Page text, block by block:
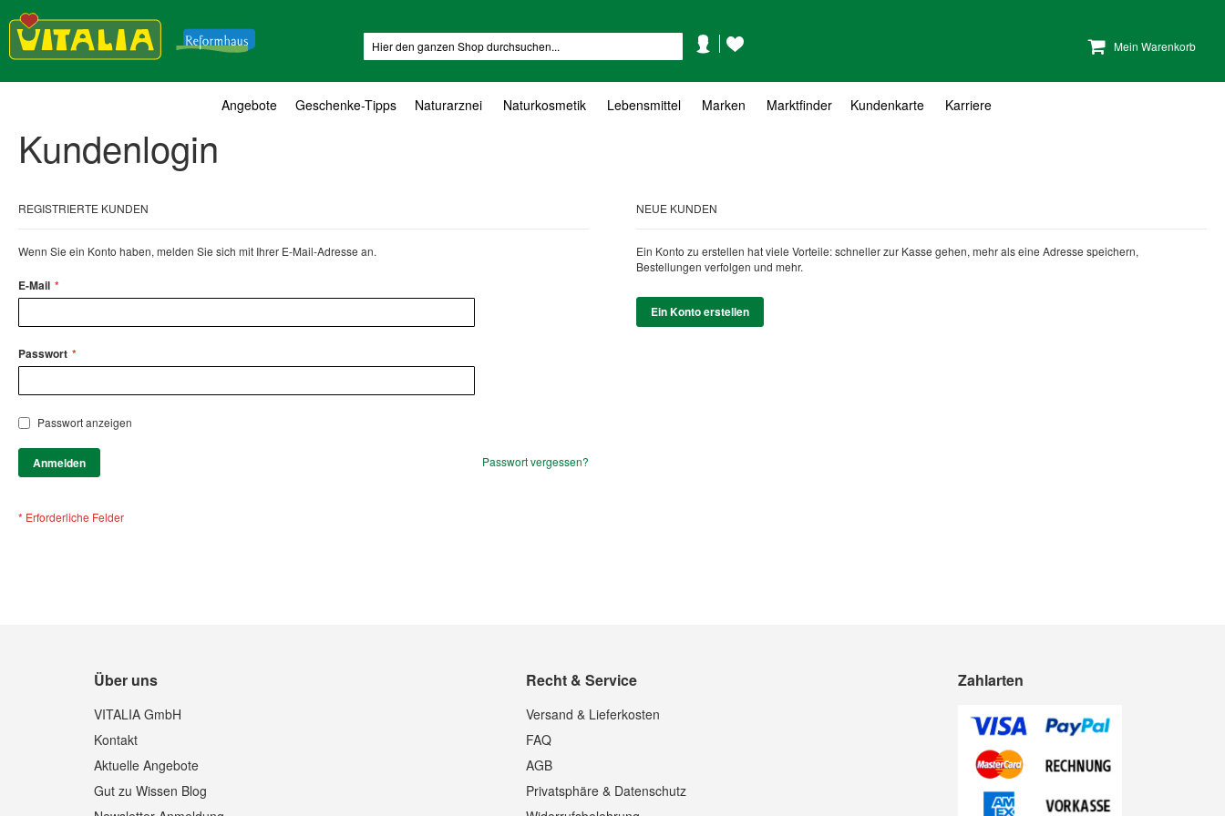
Mein Warenkorb
KontoWunschzettel
Angebote Geschenke-Tipps Naturarznei Naturkosmetik Lebensmittel Marken Marktfinder Kundenkarte Karriere
Kundenlogin
REGISTRIERTE KUNDEN
Wenn Sie ein Konto haben, melden Sie sich mit Ihrer E-Mail-Adresse an.
E-Mail
Passwort
Passwort anzeigen
Anmelden Passwort vergessen?
NEUE KUNDEN
Ein Konto zu erstellen hat viele Vorteile: schneller zur Kasse gehen, mehr als eine Adresse speichern,
Bestellungen verfolgen und mehr.
Ein Konto erstellen
Über uns
VITALIA GmbH
Kontakt
Aktuelle Angebote
Gut zu Wissen Blog
Recht & Service
Versand & Lieferkosten
FAQ
AGB
Privatsphäre & Datenschutz
Zahlarten